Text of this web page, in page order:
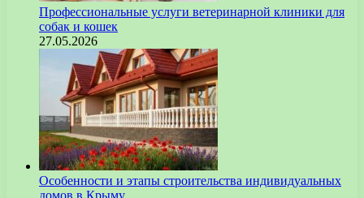
Профессиональные услуги ветеринарной клиники для
собак и кошек
27.05.2026
Особенности и этапы строительства индивидуальных